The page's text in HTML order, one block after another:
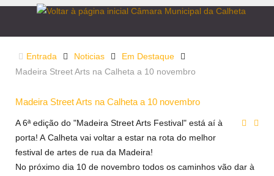
Entrada Noticias
Em Destaque
Madeira Street Arts na Calheta a 10 novembro
Madeira Street Arts na Calheta a 10 novembro
A 6ª edição do "Madeira Street Arts Festival" está aí à
porta! A Calheta vai voltar a estar na rota do melhor
festival de artes de rua da Madeira!
No próximo dia 10 de novembro todos os caminhos vão dar à